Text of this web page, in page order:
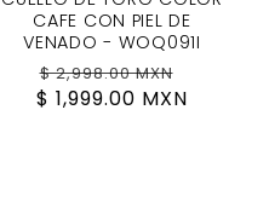
CAFE CON PIEL DE
VENADO - WOQ091I
Regular
price
$ 2,998.00 MXN
price
$ 1,999.00 MXN